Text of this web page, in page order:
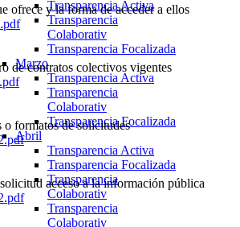
Transparencia Activa
Transparencia
Colaborativ
Transparencia Focalizada
Marzo
Transparencia Activa
Transparencia
Colaborativ
Transparencia Focalizada
Abril
Transparencia Activa
Transparencia Focalizada
Transparencia
Colaborativ
Transparencia
Colaborativ
ofrece y la forma de acceder a ellos
de contratos colectivos vigentes
formatos de solicitudes
acceso a la información pública